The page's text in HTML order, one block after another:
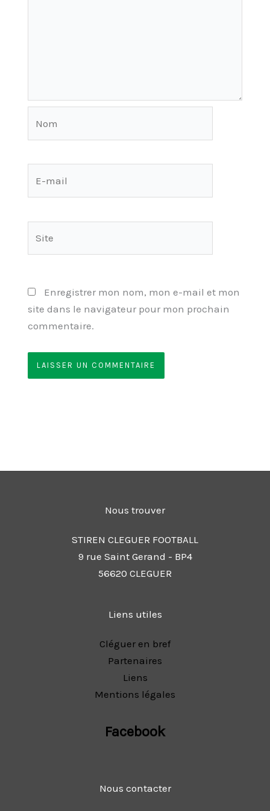
Enregistrer mon nom, mon e-mail et mon
site dans le navigateur pour mon prochain
commentaire.
Nous trouver
STIREN CLEGUER FOOTBALL
9 rue Saint Gerand - BP4
56620 CLEGUER
Liens utiles
Cléguer en bref
Partenaires
Liens
Mentions légales
Facebook
Nous contacter